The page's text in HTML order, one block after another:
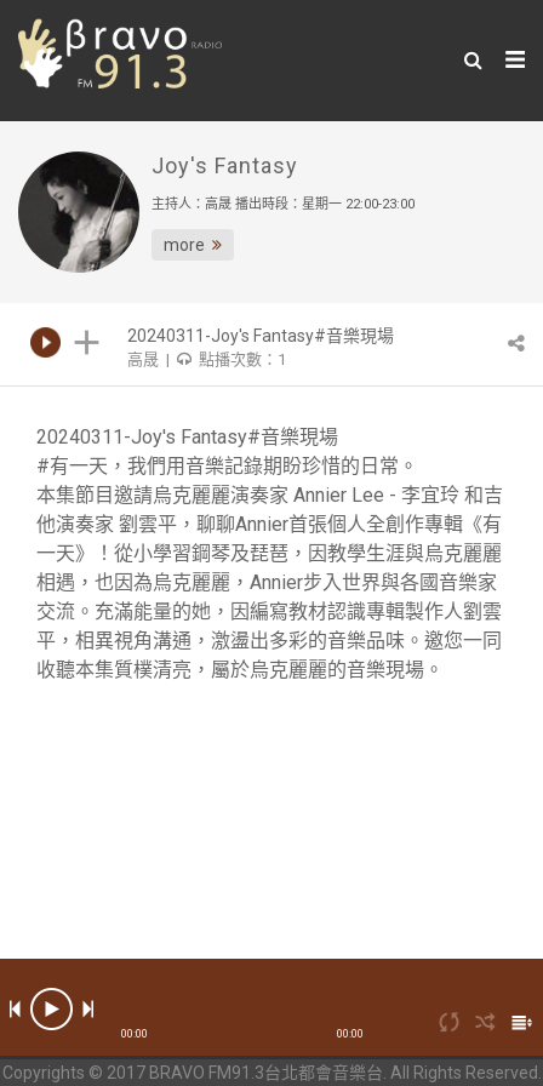
Joy's Fantasy
主持人：高晟 播出時段：星期一 22:00-23:00
more
00:00 00:00
Copyrights © 2017 BRAVO FM91.3台北都會音樂台. All Rights Reserved.
20240311-Joy's Fantasy#音樂現場
高晟 | 點播次數：1
20240311-Joy's Fantasy#音樂現場
#有一天，我們用音樂記錄期盼珍惜的日常。
本集節目邀請烏克麗麗演奏家 Annier Lee - 李宜玲 和吉
他演奏家 劉雲平，聊聊Annier首張個人全創作專輯《有
一天》！從小學習鋼琴及琵琶，因教學生涯與烏克麗麗
相遇，也因為烏克麗麗，Annier步入世界與各國音樂家
交流。充滿能量的她，因編寫教材認識專輯製作人劉雲
平，相異視角溝通，激盪出多彩的音樂品味。邀您一同
收聽本集質樸清亮，屬於烏克麗麗的音樂現場。